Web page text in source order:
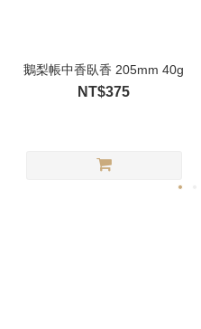
鵝梨帳中香臥香 205mm 40g
NT$375